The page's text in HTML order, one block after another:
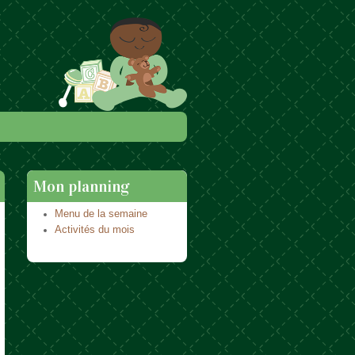
Mon planning
Menu de la semaine
Activités du mois